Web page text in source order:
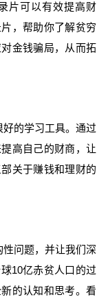
片可以有效提高财
，帮助你了解贫穷
金钱骗局，从而拓
的学习工具。通过
高自己的财商，让
关于赚钱和理财的
问题，并让我们深
10亿赤贫人口的过
的认知和思考。看